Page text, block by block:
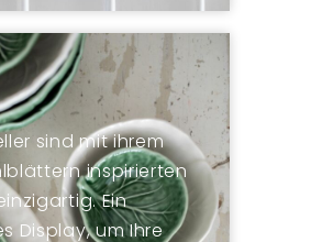
sind mit ihrem
inspirierten
Ein
Display, um Ihre